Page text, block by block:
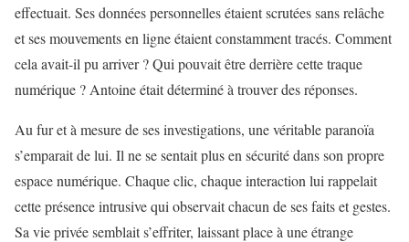
effectuait. Ses données personnelles étaient scrutées sans relâche
et ses mouvements en ligne étaient constamment tracés. Comment
cela avait-il pu arriver ? Qui pouvait être derrière cette traque
numérique ? Antoine était déterminé à trouver des réponses.
Au fur et à mesure de ses investigations, une véritable paranoïa
s’emparait de lui. Il ne se sentait plus en sécurité dans son propre
espace numérique. Chaque clic, chaque interaction lui rappelait
cette présence intrusive qui observait chacun de ses faits et gestes.
Sa vie privée semblait s’effriter, laissant place à une étrange